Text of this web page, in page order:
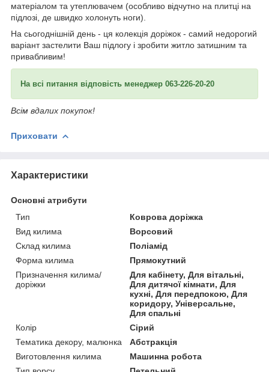
матеріалом та утеплювачем (особливо відчутно на плитці на
підлозі, де швидко холонуть ноги).
На сьогоднішній день - ця колекція доріжок - самий недорогий
варіант застелити Ваш підлогу і зробити житло затишним та
привабливим!
На всі питання відповість менеджер 063-226-20-20
Всім вдалих покупок!
Приховати
Характеристики
Основні атрибути
Тип
Коврова доріжка
Вид килима
Ворсовий
Склад килима
Поліамід
Форма килима
Прямокутний
Призначення килима/
доріжки
Для кабінету, Для вітальні,
Для дитячої кімнати, Для
кухні, Для передпокою, Для
коридору, Універсальне,
Для спальні
Колір
Сірий
Тематика декору, малюнка
Абстракція
Виготовлення килима
Машинна робота